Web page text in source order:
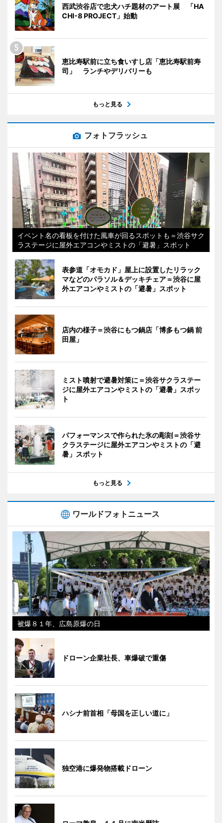
西武渋谷店で忠犬ハチ題材のアート展 「HA
CHI-8 PROJECT」始動
恵比寿駅前に立ち食いすし店「恵比寿駅前寿
司」 ランチやデリバリーも
もっと見る
フォトフラッシュ
イベント名の看板を付けた風車が回るスポットも＝渋谷サク
ラステージに屋外エアコンやミストの「避暑」スポット
表参道「オモカド」屋上に設置したリラック
マなどのパラソル＆デッキチェア＝渋谷に屋
外エアコンやミストの「避暑」スポット
店内の様子＝渋谷にもつ鍋店「博多もつ鍋 前
田屋」
ミスト噴射で避暑対策に＝渋谷サクラステー
ジに屋外エアコンやミストの「避暑」スポッ
ト
パフォーマンスで作られた氷の彫刻＝渋谷サ
クラステージに屋外エアコンやミストの「避
暑」スポット
もっと見る
ワールドフォトニュース
被爆８１年、広島原爆の日
ドローン企業社長、車爆破で重傷
ハシナ前首相「母国を正しい道に」
独空港に爆発物搭載ドローン